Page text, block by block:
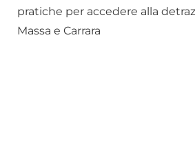
pratiche per accedere alla
Massa e Carrara